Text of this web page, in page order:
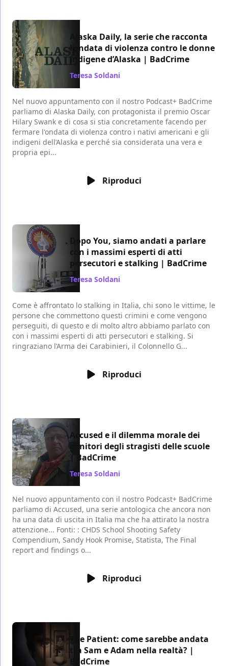
Alaska Daily, la serie che racconta
l’ondata di violenza contro le donne
indigene d’Alaska | BadCrime
Teresa Soldani
Nel nuovo appuntamento con il nostro Podcast+ BadCrime
parliamo di Alaska Daily, con protagonista il premio Oscar
Hilary Swank e di cosa si stia concretamente facendo per
fermare l'ondata di violenza contro i nativi americani e gli
indigeni dell’Alaska e perché sia considerata una vera e
propria epi...
Riproduci
Dopo You, siamo andati a parlare
con i massimi esperti di atti
persecutori e stalking | BadCrime
Teresa Soldani
Come è affrontato lo stalking in Italia, chi sono le vittime, le
persone che commettono questi crimini e come vengono
perseguiti, di questo e di molto altro abbiamo parlato con
con i massimi esperti di atti persecutori e stalking. Si
ringraziano l’Arma dei Carabinieri, il Colonnello G...
Riproduci
Accused e il dilemma morale dei
genitori degli stragisti delle scuole
| BadCrime
Teresa Soldani
Nel nuovo appuntamento con il nostro Podcast+ BadCrime
parliamo di Accused, una serie antologica che ancora non
ha una data di uscita in Italia ma che ha attirato la nostra
attenzione... Fonti: : CHDS School Shooting Safety
Compendium, Sandy Hook Promise, Statista, The Final
report and findings o...
Riproduci
The Patient: come sarebbe andata
tra Sam e Adam nella realtà? |
BadCrime